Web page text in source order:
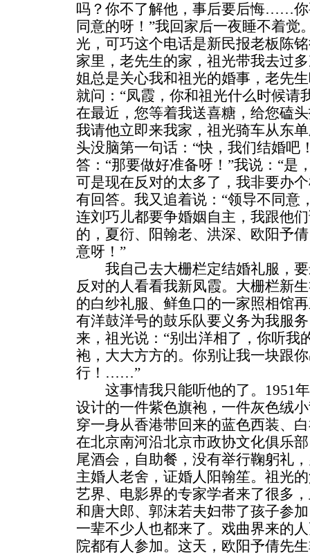
吗？你不了解他，事后要后悔……
同意的呀！”我回家后一夜睡不着觉
光，可巧这个电话是新民报老板陈
家里，老先生的家，祖光带我去过
姐总是关心我和祖光的婚事，老先
就问：“凤霞，你和祖光什么时候请
在最近，您等着我送喜糖，给您磕
我请他立即来我家，祖光骑车从东
头没脑第一句话：“快，我们结婚吧
答：“那要做好准备呀！”我说：“是
可是现在反对的太多了，我非要办
有回答。我又追着说：“领导不同意
连刘巧儿都要争婚姻自主，我跟他
的，夏衍、阳翰老、洪深、欧阳予
意呀！”
我自己去大栅栏定结婚礼服，要
反对的人看看我新凤霞。大栅栏新
的白纱礼服、鲜鱼口的一家照相馆
有洋鼓洋号的鼓乐队要义务为我服
来，祖光说：“别出洋相了，你听我
袍，大大方方的。你别让我一块跟
行！……”
这事情我只能听他的了。1951年
设计的一件紫色旗袍，一件灰色绒
穿一身从香港带回来的蓝色西装、
在北京南河沿北京市政协文化俱乐
尾酒会，自助餐，没有举行鞠躬礼
主婚人老舍，证婚人阳翰笙。祖光
艺界、电影界的专家学者来了很多
和唐大郎、郭沫若夫妇带了孩子参
一辈不少人也都来了。戏曲界来的
院都有人参加。这天，欧阳予倩先